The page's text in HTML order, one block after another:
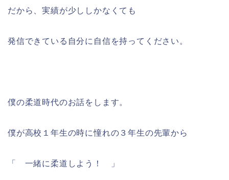
だから、実績が少ししかなくても
発信できている自分に自信を持ってください。
僕の柔道時代のお話をします。
僕が高校１年生の時に憧れの３年生の先輩から
「 一緒に柔道しよう！ 」